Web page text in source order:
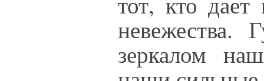
невежества.
зеркалом